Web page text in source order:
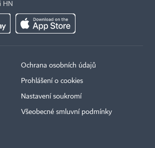
HN
Ochrana osobních údajů
Prohlášení o cookies
Nastavení soukromí
Všeobecné smluvní podmínky